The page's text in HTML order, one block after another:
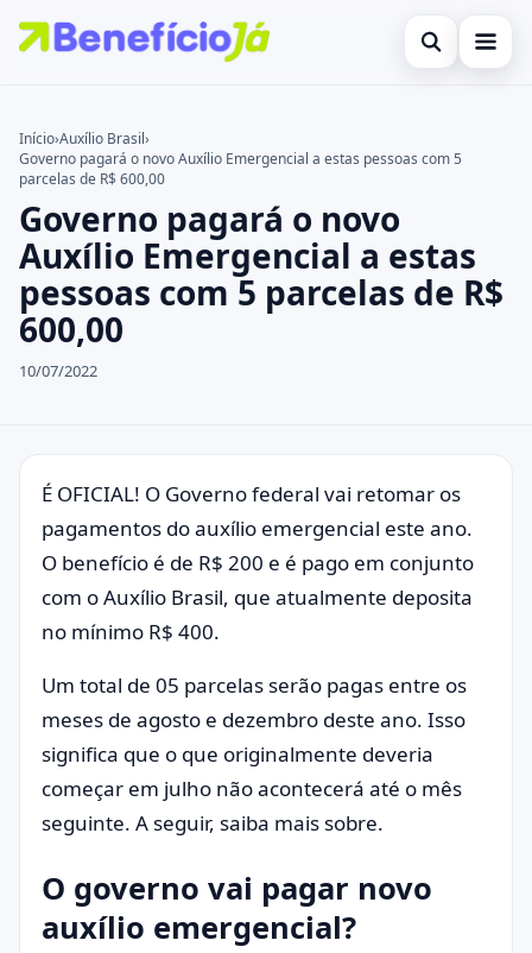
Abrir busca
Cartões de Crédito
Benefícios
Atualidades Econômicas
Legal
Buscar no site
Buscar por:
Pressione Enter para buscar ou ESC para fechar.
Início›Auxílio Brasil›
Governo pagará o novo Auxílio Emergencial a estas pessoas com 5
parcelas de R$ 600,00
Governo pagará o novo
Auxílio Emergencial a estas
pessoas com 5 parcelas de R$
600,00
10/07/2022
É OFICIAL! O Governo federal vai retomar os
pagamentos do auxílio emergencial este ano.
O benefício é de R$ 200 e é pago em conjunto
com o Auxílio Brasil, que atualmente deposita
no mínimo R$ 400.
Um total de 05 parcelas serão pagas entre os
meses de agosto e dezembro deste ano. Isso
significa que o que originalmente deveria
começar em julho não acontecerá até o mês
seguinte. A seguir, saiba mais sobre.
O governo vai pagar novo
auxílio emergencial?